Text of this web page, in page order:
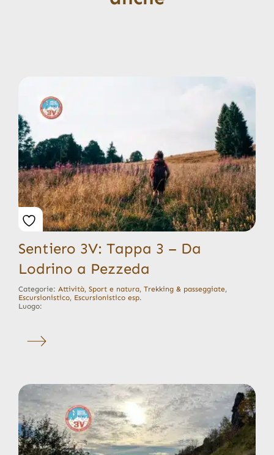
Sentiero 3V: Tappa 3 – Da
Lodrino a Pezzeda
Categorie: Attività, Sport e natura, Trekking & passeggiate,
Escursionistico, Escursionistico esp.
Luogo: